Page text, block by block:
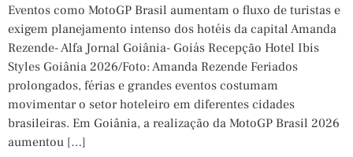
Eventos como MotoGP Brasil aumentam o fluxo de turistas e
exigem planejamento intenso dos hotéis da capital Amanda
Rezende- Alfa Jornal Goiânia- Goiás Recepção Hotel Ibis
Styles Goiânia 2026/Foto: Amanda Rezende Feriados
prolongados, férias e grandes eventos costumam
movimentar o setor hoteleiro em diferentes cidades
brasileiras. Em Goiânia, a realização da MotoGP Brasil 2026
aumentou […]